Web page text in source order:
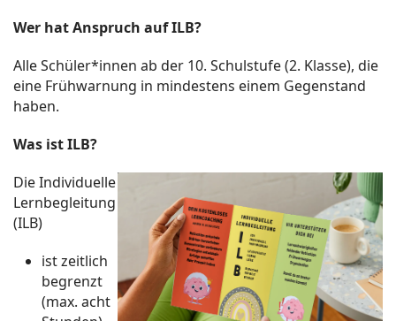
Wer hat Anspruch auf ILB?
Alle Schüler*innen ab der 10. Schulstufe (2. Klasse), die
eine Frühwarnung in mindestens einem Gegenstand
haben.
Was ist ILB?
Die Individuelle
Lernbegleitung
(ILB)
ist zeitlich
begrenzt
(max. acht